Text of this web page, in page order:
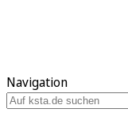
Navigation